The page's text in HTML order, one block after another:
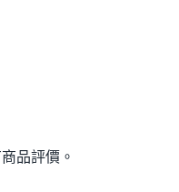
品評價。